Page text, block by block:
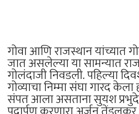
गोवा आणि राजस्थान यांच्यात
जात असलेल्या या सामन्यात
गोलंदाजी निवडली. पहिल्या
गोव्याचा निम्मा संघा गारद केला
संपत आला असताना सुयश